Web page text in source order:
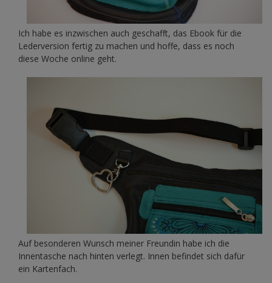
Ich habe es inzwischen auch geschafft, das Ebook für die
Lederversion fertig zu machen und hoffe, dass es noch
diese Woche online geht.
Auf besonderen Wunsch meiner Freundin habe ich die
Innentasche nach hinten verlegt. Innen befindet sich dafür
ein Kartenfach.